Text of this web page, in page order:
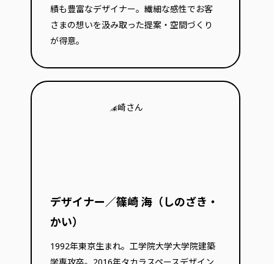
績も豊富なデザイナー。繊細な感性でお客
さまの想いを汲み取った提案・空間づくり
が得意。
デザイナー／篠崎 海（しのざき・
かい）
1992年東京生まれ。工学院大学大学院建築